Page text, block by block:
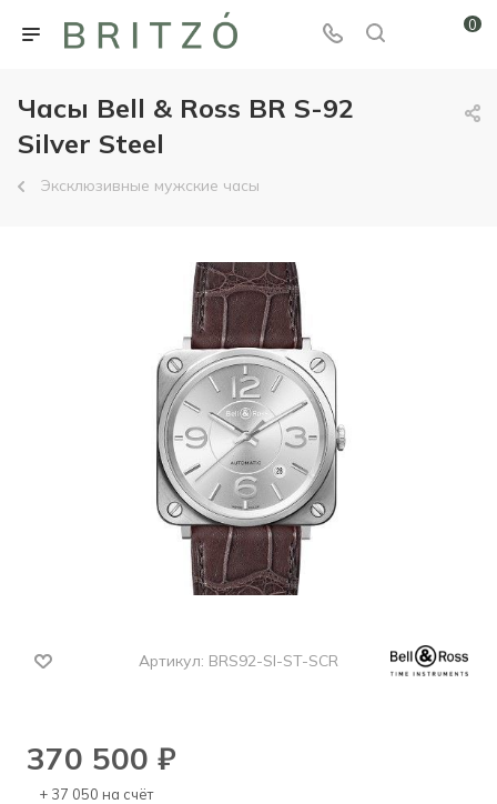
0
Часы Bell & Ross BR S-92
Silver Steel
Эксклюзивные мужские часы
Артикул: BRS92-SI-ST-SCR
370 500 ₽
+ 37 050 на счёт